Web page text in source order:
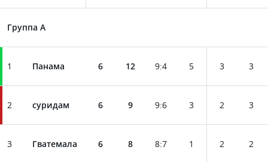
Группа A
1 Панама 6 12 9:4 5 3 3
2 суридам 6 9 9:6 3 2 3
3 Гватемала 6 8 8:7 1 2 2